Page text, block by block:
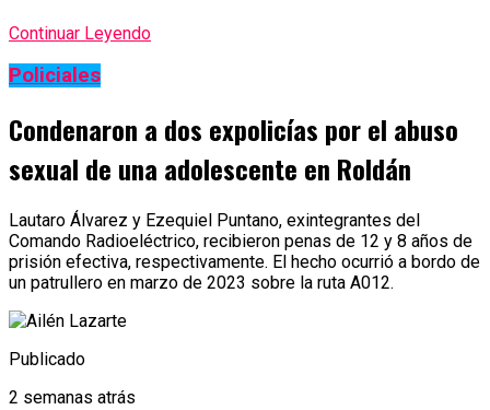
Continuar Leyendo
Policiales
Condenaron a dos expolicías por el abuso
sexual de una adolescente en Roldán
Lautaro Álvarez y Ezequiel Puntano, exintegrantes del
Comando Radioeléctrico, recibieron penas de 12 y 8 años de
prisión efectiva, respectivamente. El hecho ocurrió a bordo de
un patrullero en marzo de 2023 sobre la ruta A012.
Publicado
2 semanas atrás